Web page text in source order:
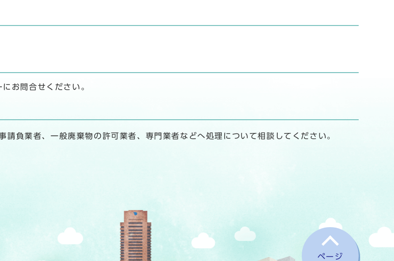
お問合せください。
負業者、一般廃棄物の許可業者、専門業者などへ処理について相談してください。
ページ